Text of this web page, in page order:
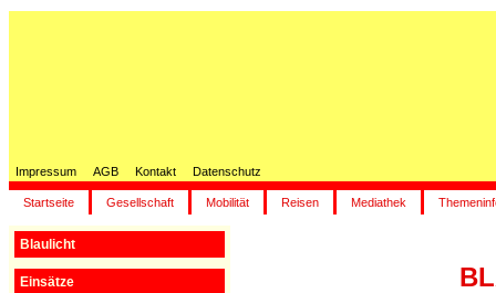
Impressum AGB Kontakt Datenschutz
Startseite Gesellschaft Mobilität Reisen Mediathek
Blaulicht
Einsätze